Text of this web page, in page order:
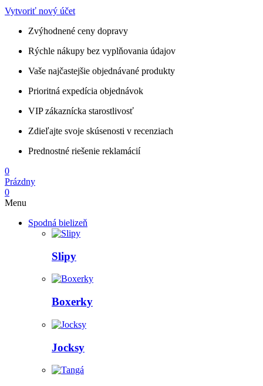
Vytvoriť nový účet
Zvýhodnené ceny dopravy
Rýchle nákupy bez vyplňovania údajov
Vaše najčastejšie objednávané produkty
Prioritná expedícia objednávok
VIP zákaznícka starostlivosť
Zdieľajte svoje skúsenosti v recenziach
Prednostné riešenie reklamácií
0
Prázdny
0
Menu
Spodná bielizeň
Slipy
Boxerky
Jocksy